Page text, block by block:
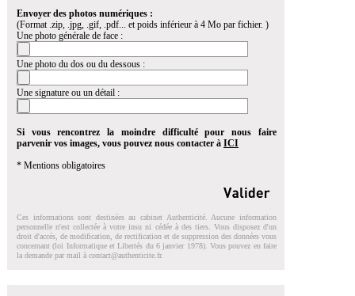
Envoyer des photos numériques :
(Format .zip, .jpg, .gif, .pdf... et poids inférieur à 4 Mo par fichier. )
Une photo générale de face :
Une photo du dos ou du dessous :
Une signature ou un détail :
Si vous rencontrez la moindre difficulté pour nous faire
parvenir vos images, vous pouvez nous contacter à ICI
* Mentions obligatoires
Ces informations sont destinées au cabinet Authenticité. Aucune information
personnelle n'est collectée à votre insu ni cédée à des tiers. Vous disposez d'un
droit d'accés, de modification, de rectification et de suppression des données vous
concernant (loi Informatique et Libertés du 6 janvier 1978). Vous pouvez en faire
la demande par mail à contact@authenticite.fr.